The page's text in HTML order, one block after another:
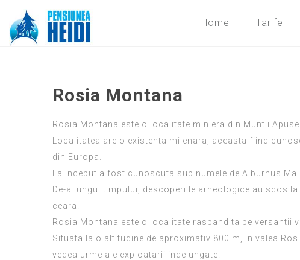
Home Tarife
Rosia Montana
Rosia Montana este o localitate miniera din Muntii
Localitatea are o existenta milenara, aceasta fiind
din Europa.
La inceput a fost cunoscuta sub numele de Alburnus
De-a lungul timpului, descoperiile arheologice au scos
ceara.
Rosia Montana este o localitate raspandita pe
Situata la o altitudine de aproximativ 800 m, in valea
vedea urme ale exploatarii indelungate.